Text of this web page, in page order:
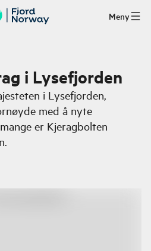
Meny
i Lysefjorden
i Lysefjorden,
med å nyte
er Kjeragbolten